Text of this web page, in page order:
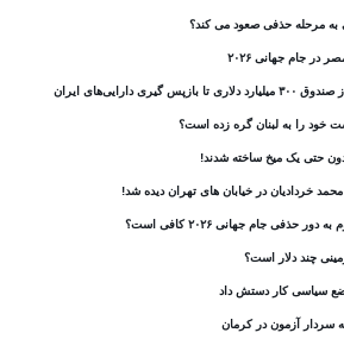
به مرحله حذفی صعود می کند؟
در جام جهانی ۲۰۲۶
دارایی‌های ایران
خود را به لبنان گره زده است؟
حتی یک میخ ساخته شدند!
خردادیان در خیابان های تهران دیده شد!
حذفی جام جهانی ۲۰۲۶ کافی است؟
چند دلار است؟
سیاسی‌ کار دستش داد
آزمون در کرمان